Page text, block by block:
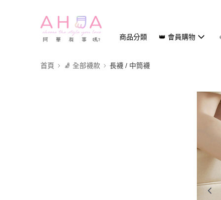
商品分類 👑 會員購物
首頁 🧦 全部襪款 長襪 / 中筒襪